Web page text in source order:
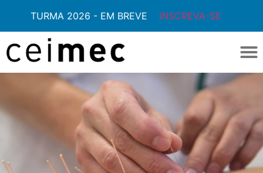
TURMA 2026 - EM BREVE INSCREVA-SE